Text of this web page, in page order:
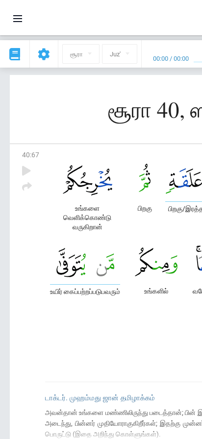
சூரா Juz' 00:00 /00:00
சூரா
40:67
பிறகு/
பிறகு
உங்களை
வெளிக்கொண்டு
வருகிறான்
உங்களில்
உயிர் கைப்பற்றப்படுபவரும்
டாக்டர். முஹம்மது ஜான் தமிழாக்கம்
அவன்தான் உங்களை மண்ணிலிருந்து படைத்தான்; பின்
அடைந்து, பின்னர் முதியோராகுகிறீர்கள்; இதற்கு
பொருட்டு (இதை அறிந்து கொள்ளுங்கள்).